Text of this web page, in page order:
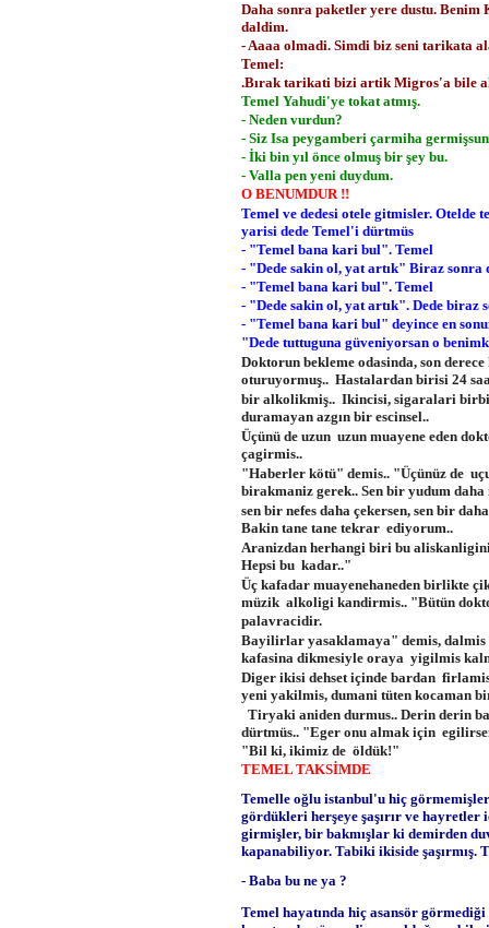
Daha sonra paketler yere dustu.
daldim.
- Aaaa olmadi. Simdi biz seni tarikata
Temel:
.Bırak tarikati bizi artik Migros'a bile
Temel Yahudi'ye tokat atmış.
- Neden vurdun?
- Siz Isa peygamberi çarmiha
- İki bin yıl önce olmuş bir şey bu.
- Valla pen yeni duydum.
O BENUMDUR !!
Temel ve dedesi otele gitmisler. Otelde
yarisi dede Temel'i dürtmüs
- "Temel bana kari bul". Temel
- "Dede sakin ol, yat artık" Biraz sonra
- "Temel bana kari bul". Temel
- "Dede sakin ol, yat artık". Dede biraz
- "Temel bana kari bul" deyince en
"Dede tuttuguna güveniyorsan o
Doktorun bekleme odasinda, son
oturuyormuş.. Hastalardan birisi 24
bir alkolikmiş.. Ikincisi, sigaralari
duramayan azgın bir escinsel..
Üçünü de uzun uzun muayene eden
çagirmis..
"Haberler kötü" demis.. "Üçünüz de
birakmaniz gerek.. Sen bir yudum daha
sen bir nefes daha çekersen, sen bir
Bakin tane tane tekrar ediyorum..
Aranizdan herhangi biri bu
Hepsi bu kadar.."
Üç kafadar muayenehaneden birlikte
müzik alkoligi kandirmis.. "Bütün
palavracidir.
Bayilirlar yasaklamaya" demis,
kafasina dikmesiyle oraya yigilmis
Diger ikisi dehset içinde bardan
yeni yakilmis, dumani tüten kocaman
Tiryaki aniden durmus.. Derin derin
dürtmüs.. "Eger onu almak için
"Bil ki, ikimiz de öldük!"
TEMEL TAKSİMDE
Temelle oğlu istanbul'u hiç
gördükleri herşeye şaşırır ve
girmişler, bir bakmışlar ki demirden
kapanabiliyor. Tabiki ikiside şaşırmış.
- Baba bu ne ya ?
Temel hayatında hiç asansör